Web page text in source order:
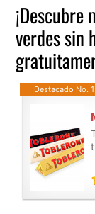
¡Descubre
verdes sin
Destacado No. 1